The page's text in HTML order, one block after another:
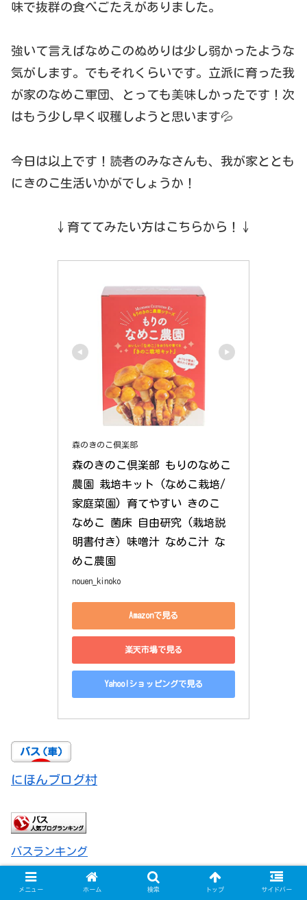
味で抜群の食べごたえがありました。
強いて言えばなめこのぬめりは少し弱かったような
気がします。でもそれくらいです。立派に育った我
が家のなめこ軍団、とっても美味しかったです！次
はもう少し早く収穫しようと思います💦
今日は以上です！読者のみなさんも、我が家ととも
にきのこ生活いかがでしょうか！
↓育ててみたい方はこちらから！↓
森のきのこ倶楽部
森のきのこ倶楽部 もりのなめこ
農園 栽培キット (なめこ栽培/
家庭菜園) 育てやすい きのこ
なめこ 菌床 自由研究 (栽培説
明書付き) 味噌汁 なめこ汁 な
めこ農園
nouen_kinoko
Amazonで見る
楽天市場で見る
Yahoo!ショッピングで見る
にほんブログ村
バスランキング
メニュー ホーム 検索 トップ サイドバー